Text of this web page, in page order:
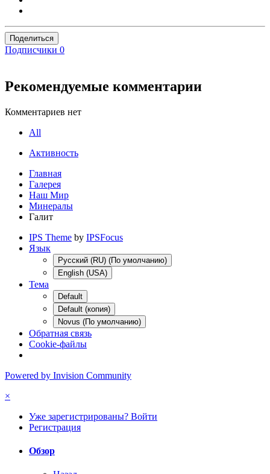
Поделиться
Подписчики 0
Рекомендуемые комментарии
Комментариев нет
All
Активность
Главная
Галерея
Наш Мир
Минералы
Галит
IPS Theme by IPSFocus
Язык
Русский (RU) (По умолчанию)
English (USA)
Тема
Default
Default (копия)
Novus (По умолчанию)
Обратная связь
Cookie-файлы
Powered by Invision Community
×
Уже зарегистрированы? Войти
Регистрация
Обзор